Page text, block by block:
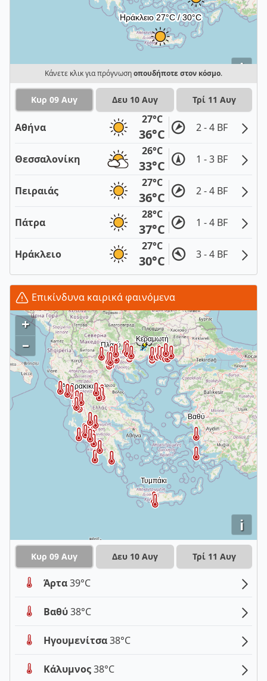
i
Κάνετε κλικ για πρόγνωσηοπουδήποτε στον κόσμο.
Κυρ 09 Αυγ Δευ 10 Αυγ Τρί 11 Αυγ
Αθήνα
27°C
36°C 2 - 4 BF
Θεσσαλονίκη
26°C
33°C 1 - 3 BF
Πειραιάς
27°C
36°C 2 - 4 BF
Πάτρα
28°C
37°C 1 - 4 BF
Ηράκλειο
27°C
30°C 3 - 4 BF
Επικίνδυνα καιρικά φαινόμενα
i
+
–
Κυρ 09 Αυγ Δευ 10 Αυγ Τρί 11 Αυγ
Άρτα39°C
Βαθύ38°C
Ηγουμενίτσα38°C
Κάλυμνος38°C